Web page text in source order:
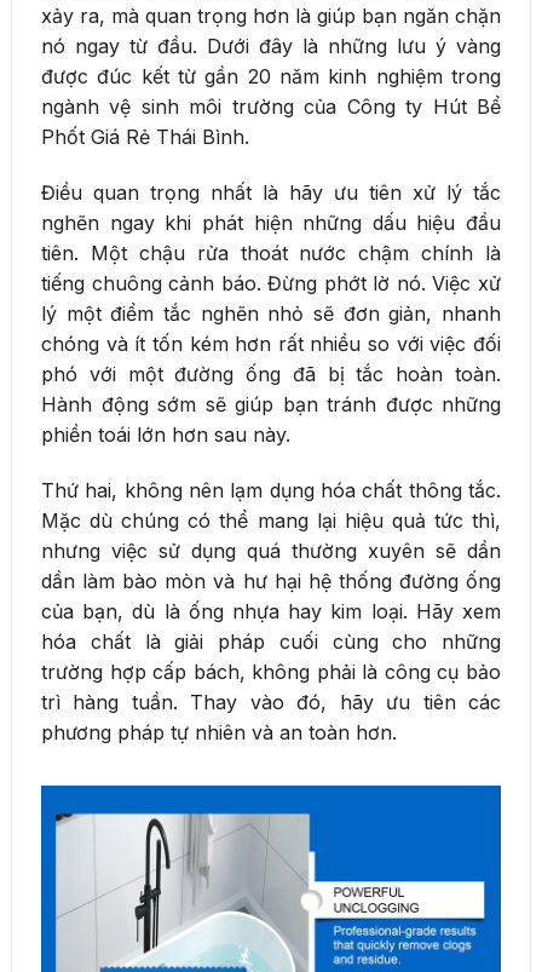
xảy ra, mà quan trọng hơn là giúp bạn ngăn chặn
nó ngay từ đầu. Dưới đây là những lưu ý vàng
được đúc kết từ gần 20 năm kinh nghiệm trong
ngành vệ sinh môi trường của Công ty Hút Bể
Phốt Giá Rẻ Thái Bình.
Điều quan trọng nhất là hãy ưu tiên xử lý tắc
nghẽn ngay khi phát hiện những dấu hiệu đầu
tiên. Một chậu rửa thoát nước chậm chính là
tiếng chuông cảnh báo. Đừng phớt lờ nó. Việc xử
lý một điểm tắc nghẽn nhỏ sẽ đơn giản, nhanh
chóng và ít tốn kém hơn rất nhiều so với việc đối
phó với một đường ống đã bị tắc hoàn toàn.
Hành động sớm sẽ giúp bạn tránh được những
phiền toái lớn hơn sau này.
Thứ hai, không nên lạm dụng hóa chất thông tắc.
Mặc dù chúng có thể mang lại hiệu quả tức thì,
nhưng việc sử dụng quá thường xuyên sẽ dần
dần làm bào mòn và hư hại hệ thống đường ống
của bạn, dù là ống nhựa hay kim loại. Hãy xem
hóa chất là giải pháp cuối cùng cho những
trường hợp cấp bách, không phải là công cụ bảo
trì hàng tuần. Thay vào đó, hãy ưu tiên các
phương pháp tự nhiên và an toàn hơn.